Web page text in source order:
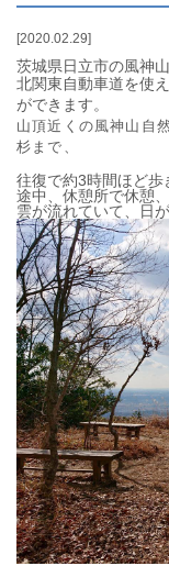
お問い合わせ
採用情報
ブログ
採用TOP
2020.02.29
茨城県日立市の風神
北関東自動車道を使
ができます。
山頂近くの風神山自
杉まで、
往復で約3時間ほど歩
途中、休憩所で休憩
雲が流れていて、日